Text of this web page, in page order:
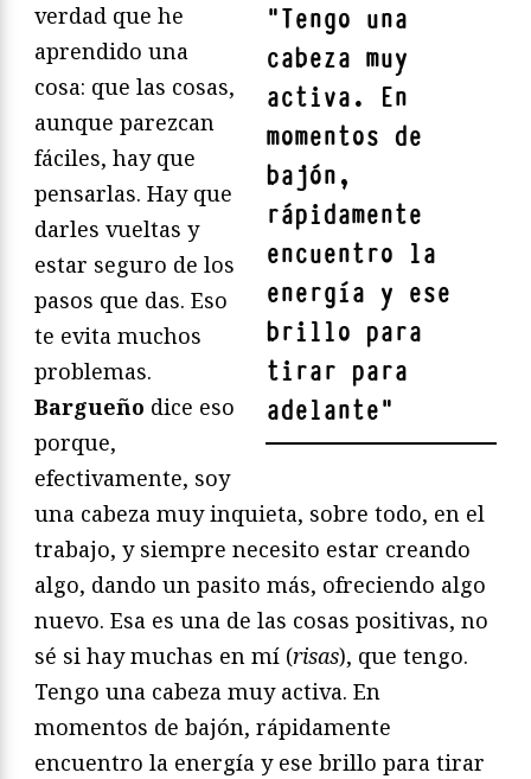
"Tengo una
cabeza muy
activa. En
momentos de
bajón,
rápidamente
encuentro la
energía y ese
brillo para
tirar para
adelante"
verdad que he
aprendido una
cosa: que las cosas,
aunque parezcan
fáciles, hay que
pensarlas. Hay que
darles vueltas y
estar seguro de los
pasos que das. Eso
te evita muchos
problemas.
Bargueño dice eso
porque,
efectivamente, soy
una cabeza muy inquieta, sobre todo, en el
trabajo, y siempre necesito estar creando
algo, dando un pasito más, ofreciendo algo
nuevo. Esa es una de las cosas positivas, no
sé si hay muchas en mí (risas), que tengo.
Tengo una cabeza muy activa. En
momentos de bajón, rápidamente
encuentro la energía y ese brillo para tirar